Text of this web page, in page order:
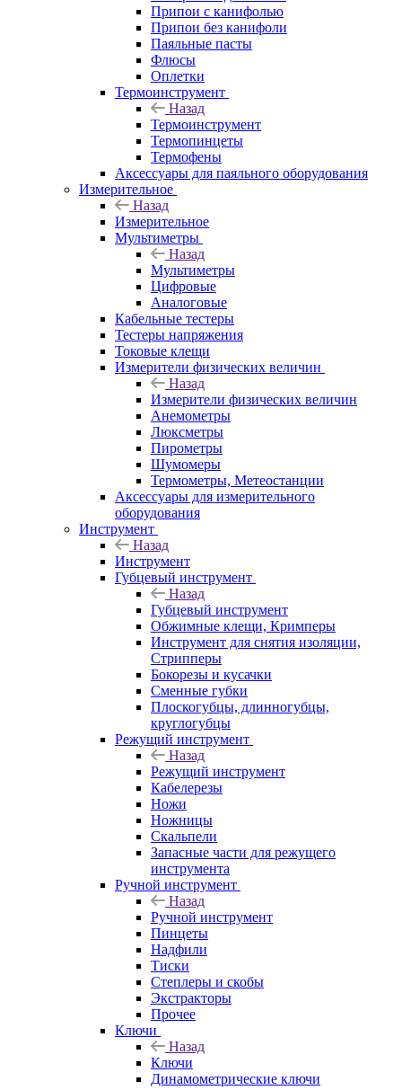
Припои с канифолью
Припои без канифоли
Паяльные пасты
Флюсы
Оплетки
Термоинструмент
Назад
Термоинструмент
Термопинцеты
Термофены
Аксессуары для паяльного оборудования
Измерительное
Назад
Измерительное
Мультиметры
Назад
Мультиметры
Цифровые
Аналоговые
Кабельные тестеры
Тестеры напряжения
Токовые клещи
Измерители физических величин
Назад
Измерители физических величин
Анемометры
Люксметры
Пирометры
Шумомеры
Термометры, Метеостанции
Аксессуары для измерительного
оборудования
Инструмент
Назад
Инструмент
Губцевый инструмент
Назад
Губцевый инструмент
Обжимные клещи, Кримперы
Инструмент для снятия изоляции,
Стрипперы
Бокорезы и кусачки
Сменные губки
Плоскогубцы, длинногубцы,
круглогубцы
Режущий инструмент
Назад
Режущий инструмент
Кабелерезы
Ножи
Ножницы
Скальпели
Запасные части для режущего
инструмента
Ручной инструмент
Назад
Ручной инструмент
Пинцеты
Надфили
Тиски
Степлеры и скобы
Экстракторы
Прочее
Ключи
Назад
Ключи
Динамометрические ключи